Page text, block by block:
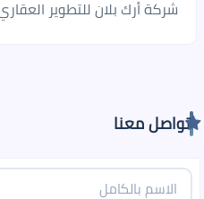
شركة أرك بلان للتطوير
تواصل معنا